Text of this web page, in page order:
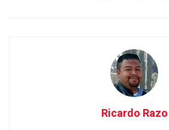
Ricardo Razo